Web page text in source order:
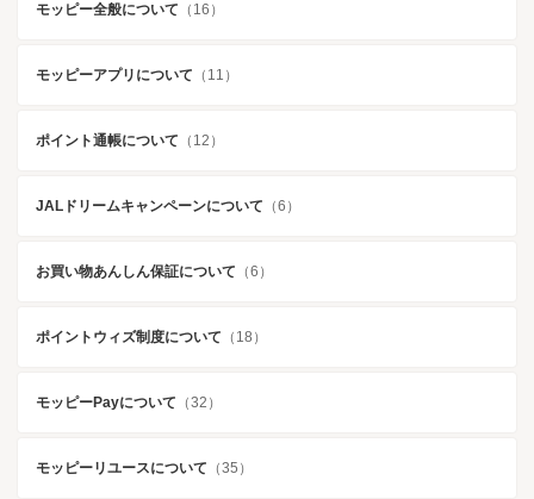
モッピー全般について （16）
モッピーアプリについて （11）
ポイント通帳について （12）
JALドリームキャンペーンについて （6）
お買い物あんしん保証について （6）
ポイントウィズ制度について （18）
モッピーPayについて （32）
モッピーリユースについて （35）